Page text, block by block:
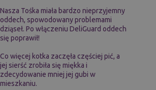
Nasza Tośka miała bardzo nieprzyjemny
oddech, spowodowany problemami
dziąseł. Po włączeniu DeliGuard oddech
się poprawił!
Co więcej kotka zaczęła częściej pić, a
jej sierść zrobiła się miękka i
zdecydowanie mniej jej gubi w
mieszkaniu.